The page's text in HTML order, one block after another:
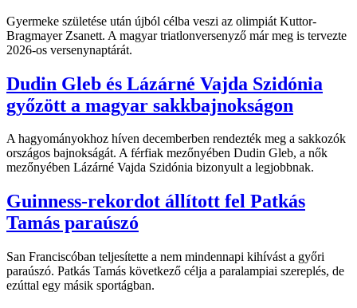
Gyermeke születése után újból célba veszi az olimpiát Kuttor-
Bragmayer Zsanett. A magyar triatlonversenyző már meg is tervezte
2026-os versenynaptárát.
Dudin Gleb és Lázárné Vajda Szidónia
győzött a magyar sakkbajnokságon
A hagyományokhoz híven decemberben rendezték meg a sakkozók
országos bajnokságát. A férfiak mezőnyében Dudin Gleb, a nők
mezőnyében Lázárné Vajda Szidónia bizonyult a legjobbnak.
Guinness-rekordot állított fel Patkás
Tamás paraúszó
San Franciscóban teljesítette a nem mindennapi kihívást a győri
paraúszó. Patkás Tamás következő célja a paralampiai szereplés, de
ezúttal egy másik sportágban.